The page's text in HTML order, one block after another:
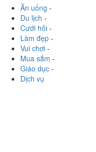
Ăn uống -
Du lịch -
Cưới hỏi -
Làm đẹp -
Vui chơi -
Mua sắm -
Giáo dục -
Dịch vụ